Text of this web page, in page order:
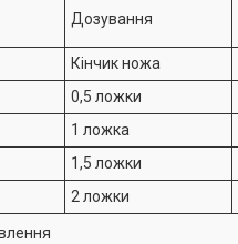
Дозування
Кінчик ножа
0,5 ложки
1 ложка
1,5 ложки
2 ложки